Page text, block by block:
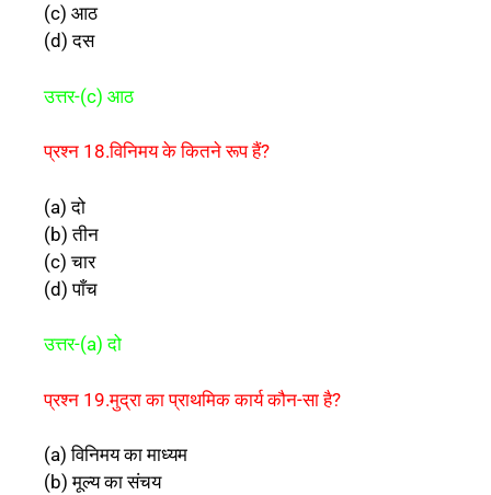
(c) आठ
(d) दस
उत्तर-(c) आठ
प्रश्न 18.विनिमय के कितने रूप हैं?
(a) दो
(b) तीन
(c) चार
(d) पाँच
उत्तर-(a) दो
प्रश्न 19.मुद्रा का प्राथमिक कार्य कौन-सा है?
(a) विनिमय का माध्यम
(b) मूल्य का संचय